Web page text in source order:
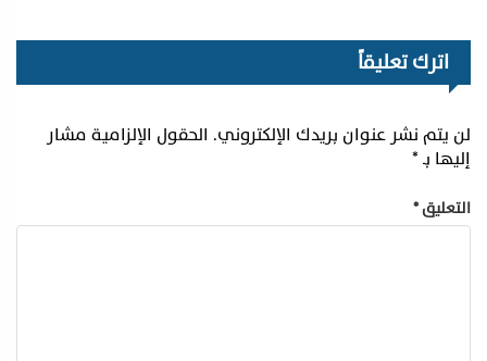
اترك تعليقاً
لن يتم نشر عنوان بريدك الإلكتروني. الحقول الإلزامية مشار
إليها بـ*
التعليق*